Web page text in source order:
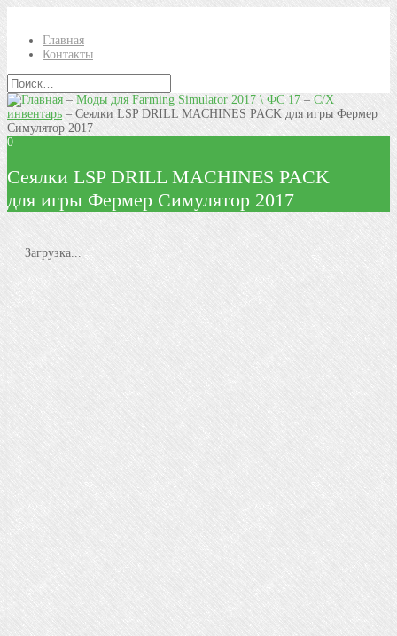
Главная
Контакты
–Моды для Farming Simulator 2017 \ ФС 17– С/Х
инвентарь – Сеялки LSP DRILL MACHINES PACK для игры Фермер
Симулятор 2017
0
Сеялки LSP DRILL MACHINES PACK
для игры Фермер Симулятор 2017
Загрузка...